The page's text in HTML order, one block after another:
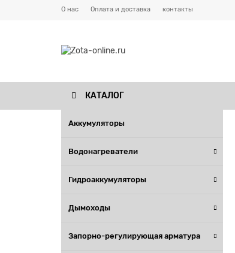
О нас Оплата и доставка контакты
КАТАЛОГ
Аккумуляторы
Водонагреватели
Гидроаккумуляторы
Дымоходы
Запорно-регулирующая арматура